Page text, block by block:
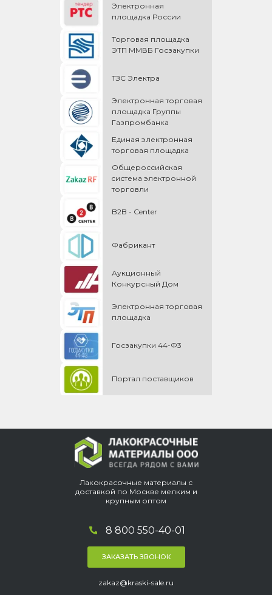
Электронная
площадка России
Торговая площадка
ЭТП ММВБ Госзакупки
ТЗС Электра
Электронная торговая
площадка Группы
Газпромбанка
Единая электронная
торговая площадка
Общероссийская
cистема электронной
торговли
B2B - Center
Фабрикант
Аукционный
Конкурсный Дом
Электронная торговая
площадка
Госзакупки 44-Ф3
Портал поставщиков
Лакокрасочные материалы с
доставкой по Москве мелким и
крупным оптом
8 800 550-40-01
ЗАКАЗАТЬ ЗВОНОК
zakaz@kraski-sale.ru